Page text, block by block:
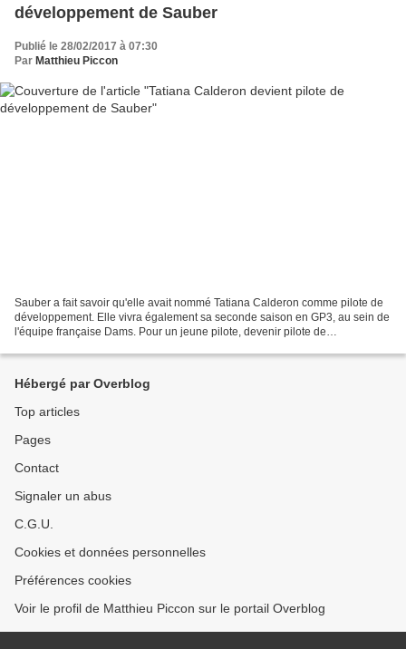
développement de Sauber
Publié le 28/02/2017 à 07:30
Par Matthieu Piccon
Sauber a fait savoir qu'elle avait nommé Tatiana Calderon comme pilote de
développement. Elle vivra également sa seconde saison en GP3, au sein de
l'équipe française Dams. Pour un jeune pilote, devenir pilote de
Hébergé par Overblog
Top articles
Pages
Contact
Signaler un abus
C.G.U.
Cookies et données personnelles
Préférences cookies
Voir le profil de Matthieu Piccon sur le portail Overblog